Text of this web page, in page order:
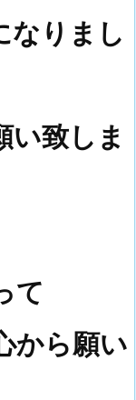
なりまし
い致しま
て
から願い